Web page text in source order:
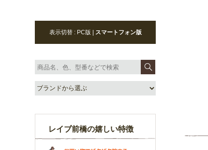
表示切替 : PC版 | スマートフォン版
レイブ前橋の嬉しい特徴